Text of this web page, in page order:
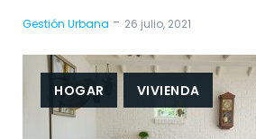
Gestión Urbana - 26 julio, 2021
HOGAR VIVIENDA